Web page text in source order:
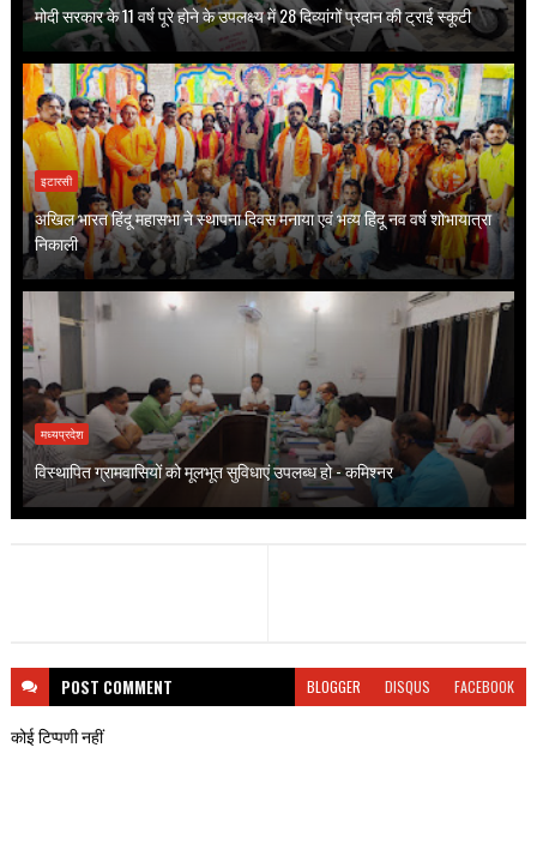
मोदी सरकार के 11 वर्ष पूरे होने के उपलक्ष्य में 28 दिव्यांगों प्रदान की ट्राई स्कूटी
इटारसी
अखिल भारत हिंदू महासभा ने स्थापना दिवस मनाया एवं भव्य हिंदू नव वर्ष शोभायात्रा
निकाली
मध्यप्रदेश
विस्थापित ग्रामवासियों को मूलभूत सुविधाएं उपलब्ध हो - कमिश्नर
POST COMMENT BLOGGER DISQUS FACEBOOK
कोई टिप्पणी नहीं